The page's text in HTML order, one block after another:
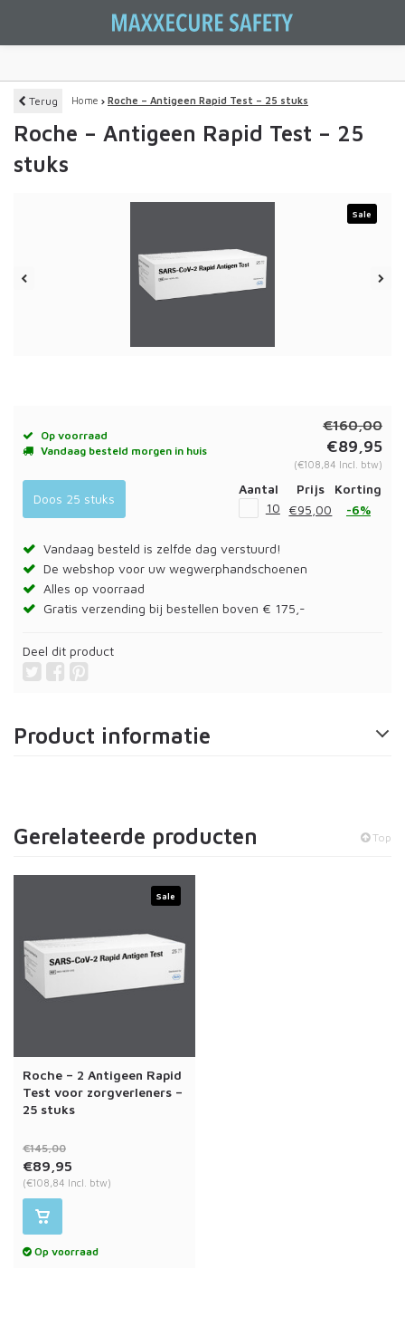
Terug Home Roche – Antigeen Rapid Test – 25 stuks
Roche – Antigeen Rapid Test – 25
stuks
Sale
Op voorraad
Vandaag besteld morgen in huis
€160,00
€89,95
(€108,84 Incl. btw)
Doos 25 stuks
Aantal Prijs
Korting
10
€95,00 -6%
Vandaag besteld is zelfde dag verstuurd!
De webshop voor uw wegwerphandschoenen
Alles op voorraad
Gratis verzending bij bestellen boven € 175,-
Deel dit product
Product informatie
Gerelateerde producten Top
Sale
Roche – 2 Antigeen Rapid
Test voor zorgverleners –
25 stuks
€145,00
€89,95
(€108,84 Incl. btw)
Op voorraad